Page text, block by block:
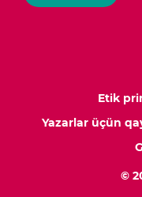
Etik
Yazarlar üçün
©